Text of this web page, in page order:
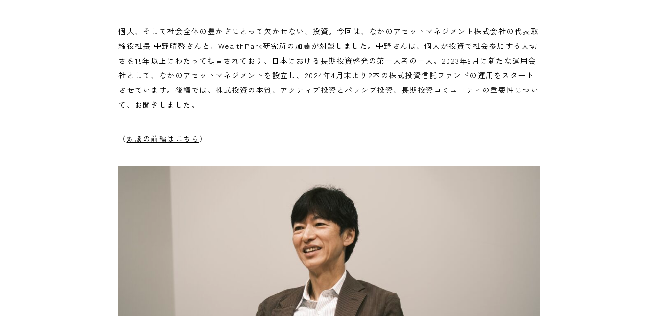
個人、そして社会全体の豊かさにとって欠かせない、投資。今回は、 なかのアセットマネジメント株式会社の代表取
締役社長 中野晴啓さんと、WealthPark研究所の加藤が対談しました。中野さんは、個人が投資で社会参加する大切
さを15年以上にわたって提言されており、日本における長期投資啓発の第一人者の一人。2023年9月に新たな運用会
社として、なかのアセットマネジメントを設立し、2024年4月末より2本の株式投資信託ファンドの運用をスタート
させています。後編では、株式投資の本質、アクティブ投資とパッシブ投資、長期投資コミュニティの重要性につい
て、お聞きしました。
（対談の前編はこちら ）